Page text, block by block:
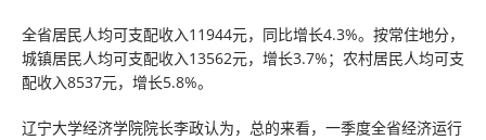
全省居民人均可支配收入11944元，同比增长4.3%。按常住地分，
城镇居民人均可支配收入13562元，增长3.7%；农村居民人均可支
配收入8537元，增长5.8%。
辽宁大学经济学院院长李政认为，总的来看，一季度全省经济运行